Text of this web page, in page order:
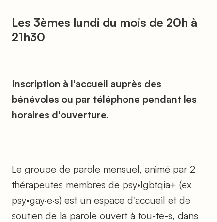
Les 3èmes lundi du mois de 20h à
21h30
Inscription à l'accueil auprès des
bénévoles ou par téléphone pendant les
horaires d'ouverture.
Le groupe de parole mensuel, animé par 2
thérapeutes membres de psy•lgbtqia+ (ex
psy•gay·e·s) est un espace d'accueil et de
soutien de la parole ouvert à tou-te-s, dans